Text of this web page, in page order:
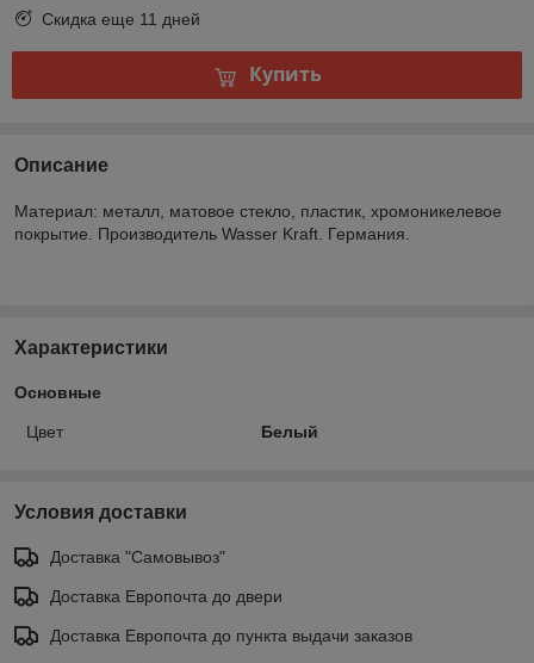
Скидка еще 11 дней
Купить
Описание
Материал: металл, матовое стекло, пластик, хромоникелевое
покрытие. Производитель Wasser Kraft. Германия.
Характеристики
Основные
Цвет Белый
Условия доставки
Доставка "Самовывоз"
Доставка Европочта до двери
Доставка Европочта до пункта выдачи заказов